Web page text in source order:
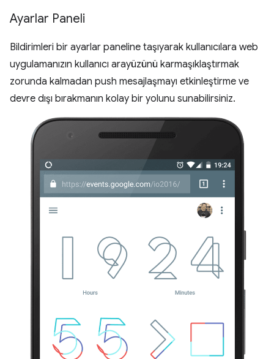
Ayarlar Paneli
Bildirimleri bir ayarlar paneline taşıyarak kullanıcılara web
uygulamanızın kullanıcı arayüzünü karmaşıklaştırmak
zorunda kalmadan push mesajlaşmayı etkinleştirme ve
devre dışı bırakmanın kolay bir yolunu sunabilirsiniz.